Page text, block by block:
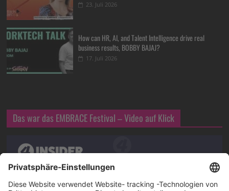
23. Juli 2026
How can HR, AI, and Talent Intelligence drive real
business results, BOBBY BAJAJ?
17. Juli 2026
Das war das EMBRACE Festival – Video auf Klick